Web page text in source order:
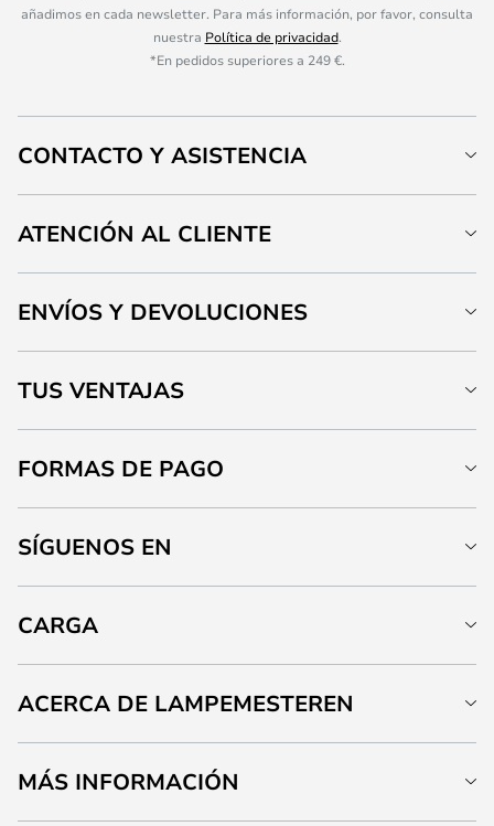
añadimos en cada newsletter. Para más información, por favor, consulta
nuestra Política de privacidad.
*En pedidos superiores a 249 €.
CONTACTO Y ASISTENCIA
ATENCIÓN AL CLIENTE
ENVÍOS Y DEVOLUCIONES
TUS VENTAJAS
FORMAS DE PAGO
SÍGUENOS EN
CARGA
ACERCA DE LAMPEMESTEREN
MÁS INFORMACIÓN